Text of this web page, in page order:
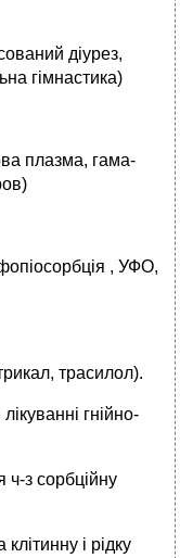
діурез,
гімнастика)
плазма, гама-
, УФО,
трасилол).
гнійно-
ч-з сорбційну
і рідку